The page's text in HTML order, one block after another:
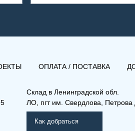
ОПЛАТА / ПОСТАВКА
Склад в Ленинградской обл.
ЛО, пгт им. Свердлова, Петрова
Как добраться